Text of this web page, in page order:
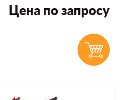
Цена по запросу